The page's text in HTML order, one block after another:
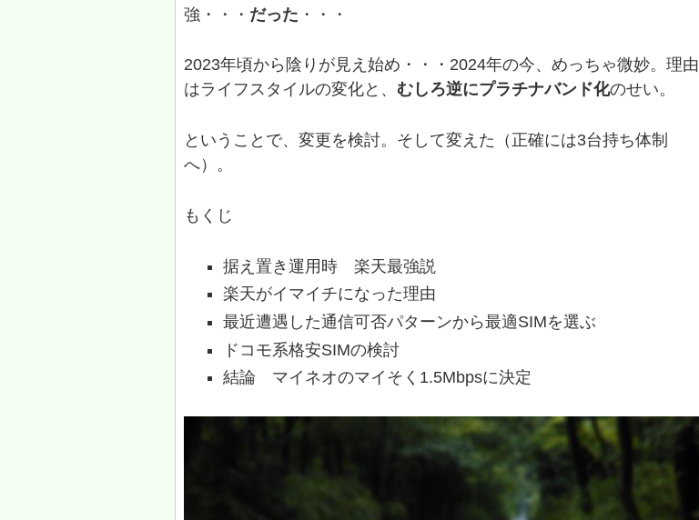
強・・・ だった ・・・
2023年頃から陰りが見え始め・・・2024年の今、めっちゃ微妙。理由
はライフスタイルの変化と、 むしろ逆にプラチナバンド化のせい。
ということで、変更を検討。そして変えた（正確には3台持ち体制
へ）。
もくじ
据え置き運用時 楽天最強説
楽天がイマイチになった理由
最近遭遇した通信可否パターンから最適SIMを選ぶ
ドコモ系格安SIMの検討
結論 マイネオのマイそく1.5Mbpsに決定